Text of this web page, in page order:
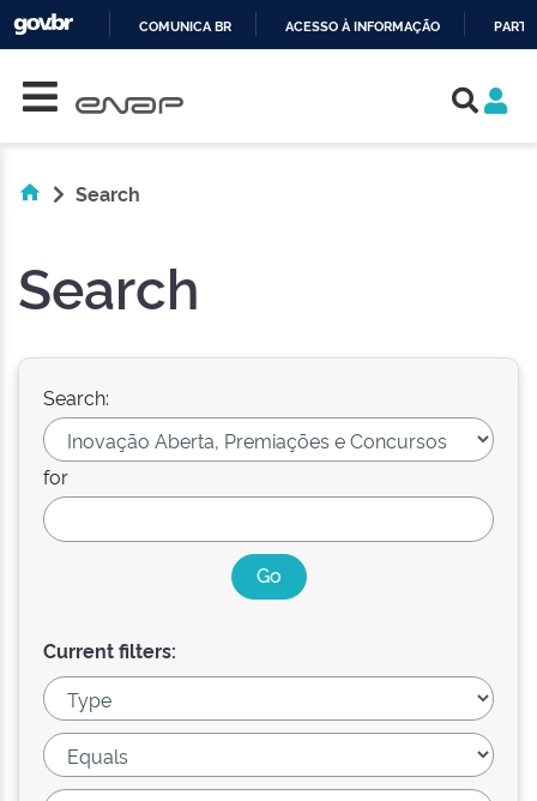
COMUNICA BR ACESSO À INFORMAÇÃO
Search
Search
Search:
for
Current filters: